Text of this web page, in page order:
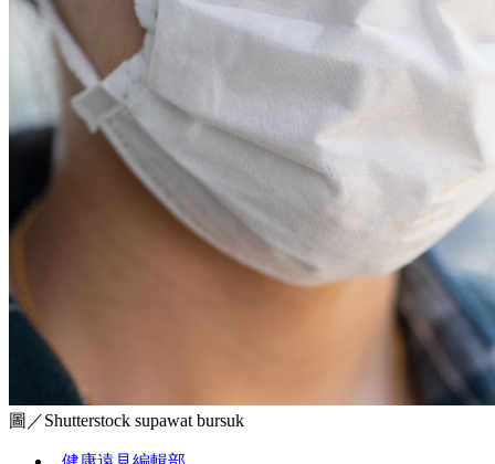
圖／Shutterstock supawat bursuk